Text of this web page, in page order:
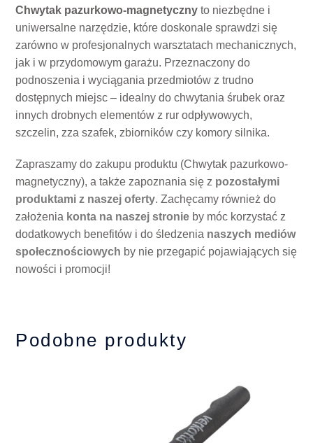
Chwytak pazurkowo-magnetyczny to niezbędne i
uniwersalne narzędzie, które doskonale sprawdzi się
zarówno w profesjonalnych warsztatach mechanicznych,
jak i w przydomowym garażu. Przeznaczony do
podnoszenia i wyciągania przedmiotów z trudno
dostępnych miejsc – idealny do chwytania śrubek oraz
innych drobnych elementów z rur odpływowych,
szczelin, zza szafek, zbiorników czy komory silnika.
Zapraszamy do zakupu produktu (Chwytak pazurkowo-
magnetyczny), a także zapoznania się z pozostałymi
produktami z naszej oferty. Zachęcamy również do
założenia konta na naszej stronie by móc korzystać z
dodatkowych benefitów i do śledzenia naszych mediów
społecznościowych by nie przegapić pojawiających się
nowości i promocji!
Podobne produkty